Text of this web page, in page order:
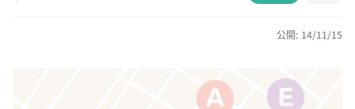
公開: 14/11/15